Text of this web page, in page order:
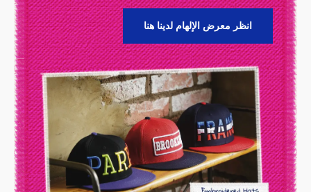
انظر معرض الإلهام لدينا هنا